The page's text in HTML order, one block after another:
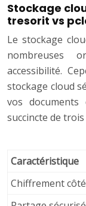
Stockage
tresorit vs
Le stockage
nombreuses
accessibilité.
stockage cloud
vos documents
succincte de
Caractéristique
Chiffrement